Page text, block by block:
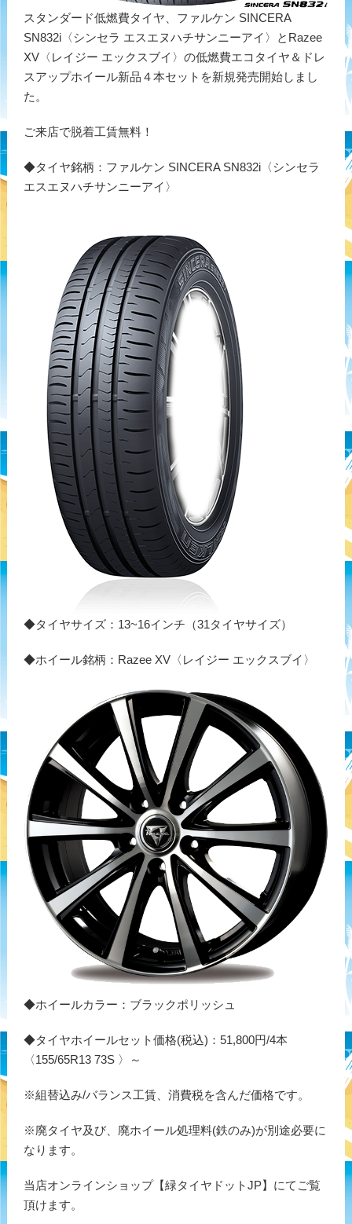
スタンダード低燃費タイヤ、ファルケン SINCERA
SN832i〈シンセラ エスエヌハチサンニーアイ〉とRazee
XV〈レイジー エックスブイ〉の低燃費エコタイヤ＆ドレ
スアップホイール新品４本セットを新規発売開始しまし
た。
ご来店で脱着工賃無料！
◆タイヤ銘柄：ファルケン SINCERA SN832i〈シンセラ
エスエヌハチサンニーアイ〉
◆タイヤサイズ：13~16インチ（31タイヤサイズ）
◆ホイール銘柄：Razee XV〈レイジー エックスブイ〉
◆ホイールカラー：ブラックポリッシュ
◆タイヤホイールセット価格(税込)：51,800円/4本
〈155/65R13 73S 〉～
※組替込み/バランス工賃、消費税を含んだ価格です。
※廃タイヤ及び、廃ホイール処理料(鉄のみ)が別途必要に
なります。
当店オンラインショップ【緑タイヤドットJP】にてご覧
頂けます。